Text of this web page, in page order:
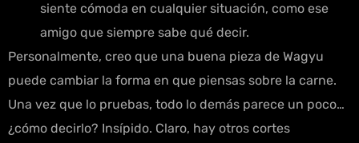
siente cómoda en cualquier situación, como ese
amigo que siempre sabe qué decir.
Personalmente, creo que una buena pieza de Wagyu
puede cambiar la forma en que piensas sobre la carne.
Una vez que lo pruebas, todo lo demás parece un poco…
¿cómo decirlo? Insípido. Claro, hay otros cortes